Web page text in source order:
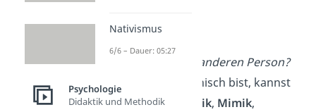
Wie geht es der anderen Person?
Wenn du empathisch bist, kannst
du über die
Gestik, Mimik,
Nativismus
6/6 – Dauer: 05:27
Psychologie
Didaktik und Methodik